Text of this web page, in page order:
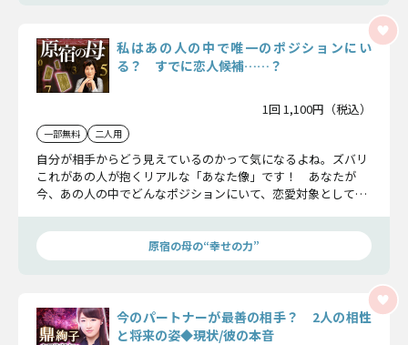
私はあの人の中で唯一のポジションにい
る？ すでに恋人候補……？
1回 1,100円（税込）
一部無料 二人用
自分が相手からどう見えているのかって気になるよね。ズバリ
これがあの人が抱くリアルな「あなた像」です！ あなたが
今、あの人の中でどんなポジションにいて、恋愛対象として意
原宿の母の“幸せの力”
今のパートナーが最善の相手？ 2人の相性
と将来の姿◆現状/彼の本音